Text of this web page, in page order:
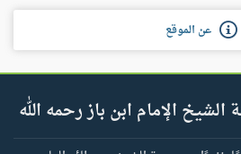
عن الموقع
الإمام ابن باز رحمه الله